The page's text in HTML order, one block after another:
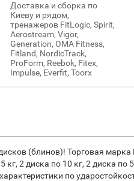
Доставка и сборка по
Киеву и рядом,
тренажеров FitLogic, Spirit,
Aerostream, Vigor,
Generation, OMA Fitness,
Fitland, NordicTrack,
ProForm, Reebok, Fitex,
Impulse, Everfit, Toorx
(блинов)! Торговая марка
2 диска по 10 кг, 2 диска по
по